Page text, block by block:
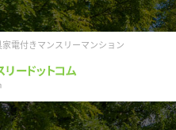
電付きマンスリーマンション